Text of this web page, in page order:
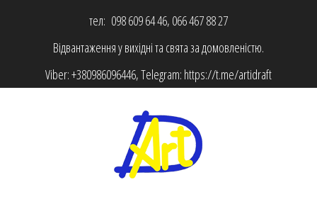
тел: 098 609 64 46, 066 467 88 27
Відвантаження у вихідні та свята за домовленістю.
Viber:+380986096446, Telegram: https://t.me/artidraft